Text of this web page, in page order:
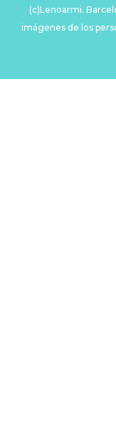
(c)Lenoarmi.
imágenes de los